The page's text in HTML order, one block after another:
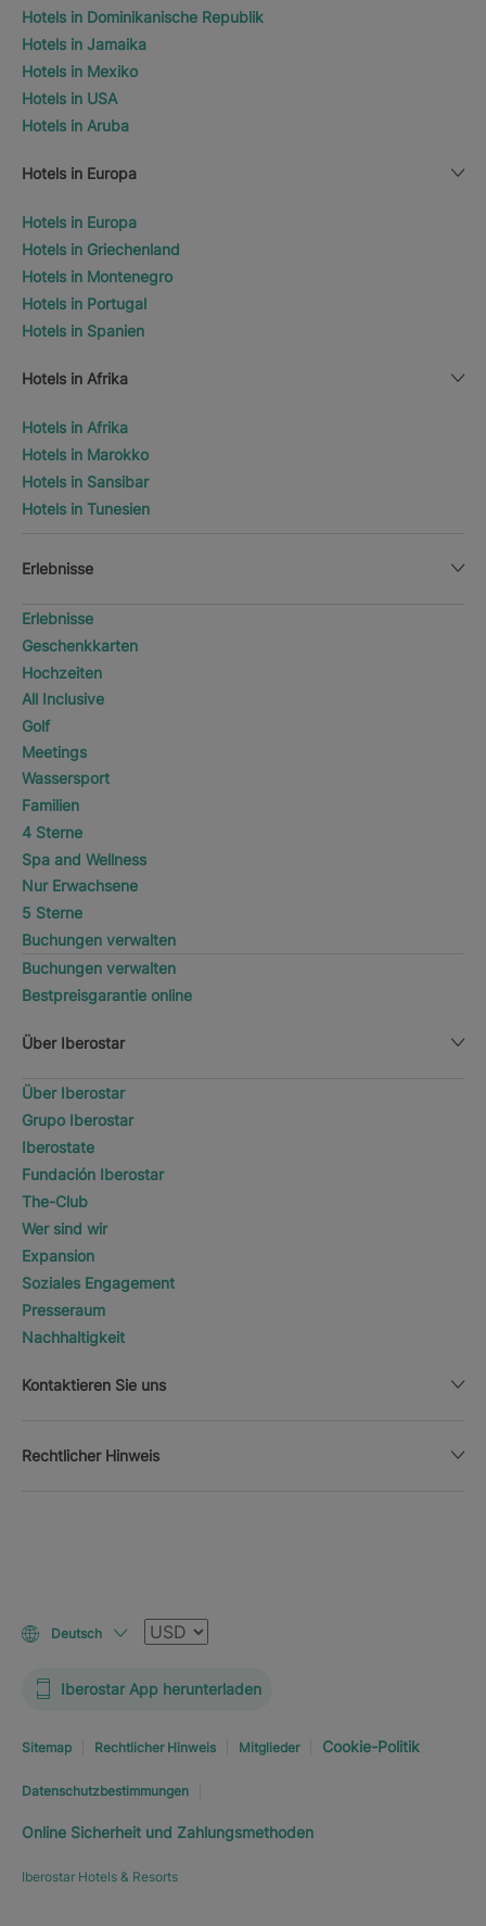
Hotels in Dominikanische Republik
Hotels in Jamaika
Hotels in Mexiko
Hotels in USA
Hotels in Aruba
Hotels in Europa
Hotels in Europa
Hotels in Griechenland
Hotels in Montenegro
Hotels in Portugal
Hotels in Spanien
Hotels in Afrika
Hotels in Afrika
Hotels in Marokko
Hotels in Sansibar
Hotels in Tunesien
Erlebnisse
Erlebnisse
Geschenkkarten
Hochzeiten
All Inclusive
Golf
Meetings
Wassersport
Familien
4 Sterne
Spa and Wellness
Nur Erwachsene
5 Sterne
Buchungen verwalten
Buchungen verwalten
Bestpreisgarantie online
Über Iberostar
Über Iberostar
Grupo Iberostar
Iberostate
Fundación Iberostar
The-Club
Wer sind wir
Expansion
Soziales Engagement
Presseraum
Nachhaltigkeit
Kontaktieren Sie uns
Rechtlicher Hinweis
Deutsch Währung
Iberostar App herunterladen
Sitemap Rechtlicher Hinweis Mitglieder Cookie-Politik
Datenschutzbestimmungen
Online Sicherheit und Zahlungsmethoden
Iberostar Hotels & Resorts